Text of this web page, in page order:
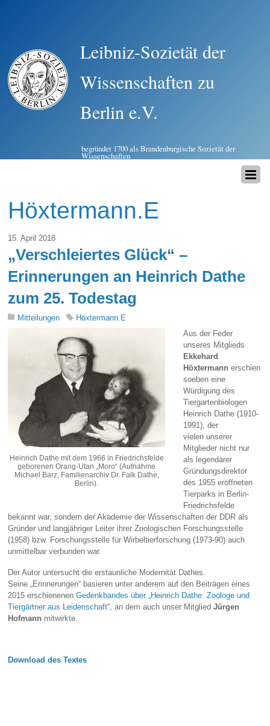
Leibniz-Sozietät der
Wissenschaften zu
Berlin e.V.
begründet 1700 als Brandenburgische Sozietät der
Wissenschaften
Höxtermann.E
15. April 2018
„Verschleiertes Glück“ –
Erinnerungen an Heinrich Dathe
zum 25. Todestag
Mitteilungen Höxtermann.E
Heinrich Dathe mit dem 1966 in Friedrichsfelde
geborenen Orang-Utan „Moro“ (Aufnahme
Michael Barz, Familienarchiv Dr. Falk Dathe,
Berlin).
Aus der Feder
unseres Mitglieds
Ekkehard
Höxtermann erschien
soeben eine
Würdigung des
Tiergartenbiologen
Heinrich Dathe (1910-
1991), der
vielen unserer
Mitglieder nicht nur
als legendärer
Gründungsdirektor
des 1955 eröffneten
Tierparks in Berlin-
Friedrichsfelde
bekannt war, sondern der Akademie der Wissenschaften der DDR als
Gründer und langjähriger Leiter ihrer Zoologischen Forschungsstelle
(1958) bzw. Forschungsstelle für Wirbeltierforschung (1973-90) auch
unmittelbar verbunden war.
Der Autor untersucht die erstaunliche Modernität Dathes.
Seine „Erinnerungen“ basieren unter anderem auf den Beiträgen eines
2015 erschienenenGedenkbandes über „Heinrich Dathe: Zoologe und
Tiergärtner aus Leidenschaft“ , an dem auch unser MitgliedJürgen
Hofmann mitwirkte.
Download des Textes